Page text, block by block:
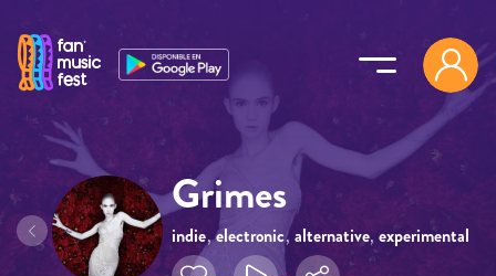
Grimes
indie,electronic,alternative, experimental
,dream pop